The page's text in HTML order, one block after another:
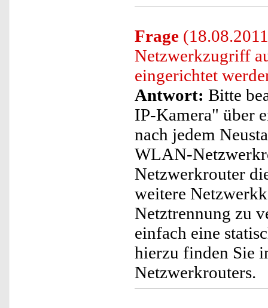
Frage
Netzwerkzugriff
eingerichtet
Antwort: Bitte
IP-Kamera" über
nach jedem
WLAN-
Netzwerkrouter
weitere
Netztrennung zu
einfach eine
hierzu finden Sie
Netzwerkrouters.